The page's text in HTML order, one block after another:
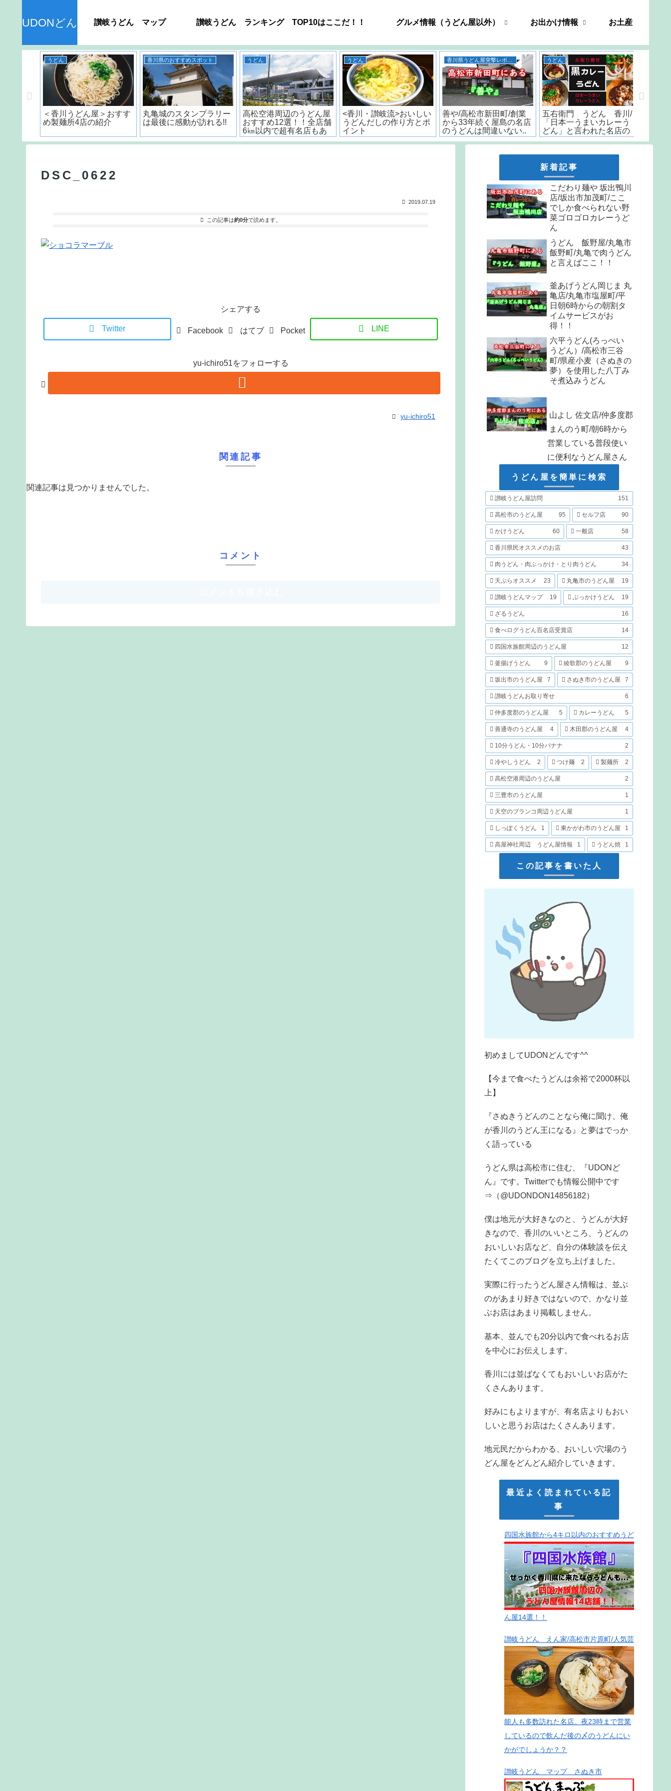
UDONどん 讃岐うどん マップ 讃岐うどん ランキング TOP10はここだ！！ グルメ情報（うどん屋以外） お出かけ情報 お土産
うどん
＜香川うどん屋＞おすす
め製麺所4店の紹介
香川県のおすすめスポット
丸亀城のスタンプラリー
は最後に感動が訪れる!!
うどん
高松空港周辺のうどん屋
おすすめ12選！！全店舗
6㎞以内で超有名店もあ
るよ。
うどん
<香川・讃岐流>おいしい
うどんだしの作り方とポ
イント
香川県うどん屋突撃レポート
善や/高松市新田町/創業
から33年続く屋島の名店
のうどんは間違いない..
うどん
五右衛門 うどん 香川/
「日本一うまいカレーう
どん」と言われた名店の
味をお取り寄せ
天ぷら
DSC_0622
2019.07.19
この記事は約0分で読めます。
シェアする
Twitter Facebook はてブ Pocket LINE
yu-ichiro51をフォローする
yu-ichiro51
関連記事
関連記事は見つかりませんでした。
コメント
新着記事
こだわり麺や 坂出鴨川
店/坂出市加茂町/ここ
でしか食べられない野
菜ゴロゴロカレーうど
ん
うどん 飯野屋/丸亀市
飯野町/丸亀で肉うどん
と言えばここ！！
釜あげうどん岡じま 丸
亀店/丸亀市塩屋町/平
日朝6時からの朝割タ
イムサービスがお
得！！
六平うどん(ろっぺい
うどん）/高松市三谷
町/県産小麦（さぬきの
夢）を使用した八丁み
そ煮込みうどん
山よし 佐文店/仲多度郡
まんのう町/朝6時から
営業している普段使い
に便利なうどん屋さん
うどん屋を簡単に検索
讃岐うどん屋訪問 151
高松市のうどん屋 95 セルフ店 90
かけうどん 60 一般店 58
香川県民オススメのお店 43
肉うどん・肉ぶっかけ・とり肉うどん 34
天ぷらオススメ 23 丸亀市のうどん屋 19
讃岐うどんマップ 19 ぶっかけうどん 19
ざるうどん 16
食べログうどん百名店受賞店 14
四国水族館周辺のうどん屋 12
釜揚げうどん 9 綾歌郡のうどん屋 9
坂出市のうどん屋 7 さぬき市のうどん屋 7
讃岐うどんお取り寄せ 6
仲多度郡のうどん屋 5 カレーうどん 5
善通寺のうどん屋 4 木田郡のうどん屋 4
10分うどん・10分バナナ 2
冷やしうどん 2 つけ麺 2 製麺所 2
高松空港周辺のうどん屋 2
三豊市のうどん屋 1
天空のブランコ周辺うどん屋 1
しっぽくうどん 1 東かがわ市のうどん屋 1
高屋神社周辺 うどん屋情報 1 うどん焼 1
この記事を書いた人
初めましてUDONどんです^^
【今まで食べたうどんは余裕で2000杯以
上】
『さぬきうどんのことなら俺に聞け、俺
が香川のうどん王になる』と夢はでっか
く語っている
うどん県は高松市に住む、『UDONど
ん』です。Twitterでも情報公開中です
⇒（@UDONDON14856182）
僕は地元が大好きなのと、うどんが大好
きなので、香川のいいところ、うどんの
おいしいお店など、自分の体験談を伝え
たくてこのブログを立ち上げました。
実際に行ったうどん屋さん情報は、並ぶ
のがあまり好きではないので、かなり並
ぶお店はあまり掲載しません。
基本、並んでも20分以内で食べれるお店
を中心にお伝えします。
香川には並ばなくてもおいしいお店がた
くさんあります。
好みにもよりますが、有名店よりもおい
しいと思うお店はたくさんあります。
地元民だからわかる、おいしい穴場のう
どん屋をどんどん紹介していきます。
最近よく読まれている記
事
四国水族館から4キロ以内のおすすめうど
ん屋14選！！
讃岐うどん えん家/高松市片原町/人気芸
能人も多数訪れた名店。夜23時まで営業
しているので飲んだ後の〆のうどんにい
かがでしょうか？？
讃岐うどん マップ さぬき市